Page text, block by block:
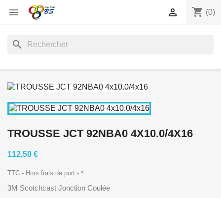
 shopping_cart (0)

search
TROUSSE JCT 92NBA0 4X10.0/4X16
112,50 €
TTC Hors frais de port *
3M Scotchcast Jonction Coulée